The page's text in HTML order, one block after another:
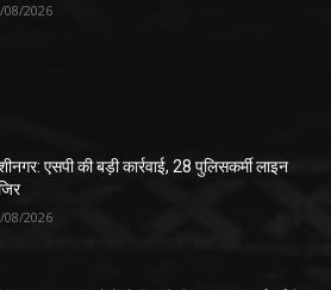
08/2026
एसपी की बड़ी कार्रवाई, 28 पुलिसकर्मी लाइन
08/2026